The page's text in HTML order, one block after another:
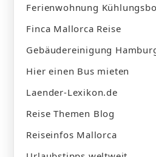
Ferienwohnung
Finca Mallorca Reise
Gebäudereinigung
Hier einen Bus mieten
Laender-Lexikon.de
Reise Themen Blog
Reiseinfos Mallorca